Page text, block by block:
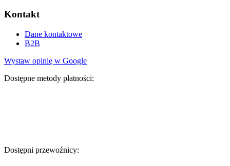
Kontakt
Dane kontaktowe
B2B
Wystaw opinię w Google
Dostępne metody płatności:
Dostępni przewoźnicy: